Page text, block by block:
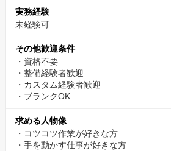
実務経験
未経験可
その他歓迎条件
・資格不要
・整備経験者歓迎
・カスタム経験者歓迎
・ブランクOK
求める人物像
・コツコツ作業が好きな方
・手を動かす仕事が好きな方